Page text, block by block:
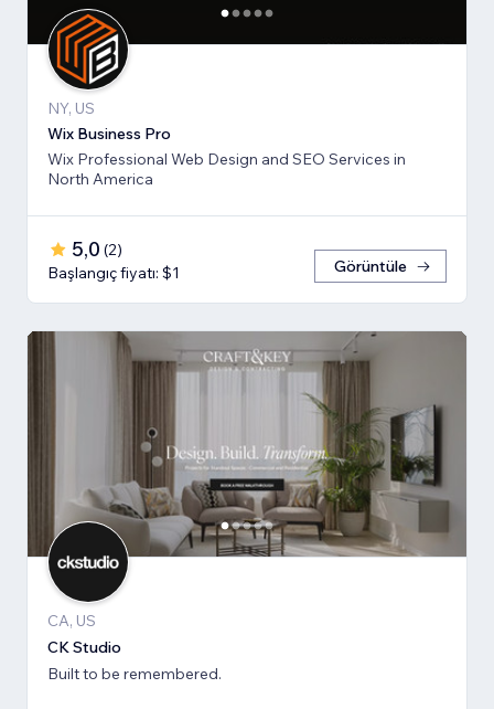
NY, US
Wix Business Pro
Wix Professional Web Design and SEO Services in
North America
5,0 (2)
Başlangıç fiyatı: $1
Görüntüle
CA, US
CK Studio
Built to be remembered.